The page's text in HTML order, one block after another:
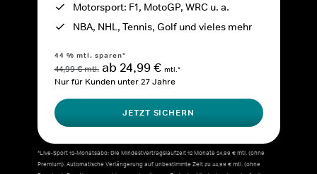
Motorsport: F1, MotoGP, WRC u. a.
NBA, NHL, Tennis, Golf und vieles mehr
44 % mtl. sparen*
44,99 € mtl. ab 24,99 € mtl.*
Nur für Kunden unter 27 Jahre
JETZT SICHERN
*Live-Sport 12-Monatsabo: Die Mindestvertragslaufzeit 12 Monate 24,99 € mtl. (ohne
Premium). Automatische Verlängerung auf unbestimmte Zeit zu 44,99 € mtl. (ohne